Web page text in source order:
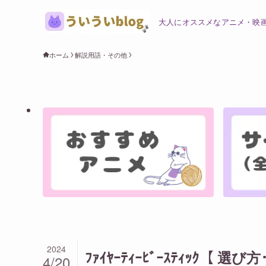
大人にオススメなアニメ・映
ホーム 解説用語・その他
ﾌｧｲﾔｰﾃｨｰﾋﾞｰｽﾃｨｯｸ【 選び
2024